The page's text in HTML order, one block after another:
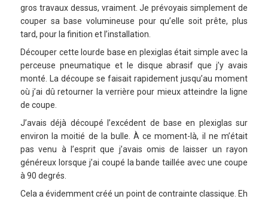
gros travaux dessus, vraiment. Je prévoyais simplement de
couper sa base volumineuse pour qu’elle soit prête, plus
tard, pour la finition et l’installation.
Découper cette lourde base en plexiglas était simple avec la
perceuse pneumatique et le disque abrasif que j’y avais
monté. La découpe se faisait rapidement jusqu’au moment
où j’ai dû retourner la verrière pour mieux atteindre la ligne
de coupe.
J’avais déjà découpé l’excédent de base en plexiglas sur
environ la moitié de la bulle. À ce moment-là, il ne m’était
pas venu à l’esprit que j’avais omis de laisser un rayon
généreux lorsque j’ai coupé la bande taillée avec une coupe
à 90 degrés.
Cela a évidemment créé un point de contrainte classique. Eh